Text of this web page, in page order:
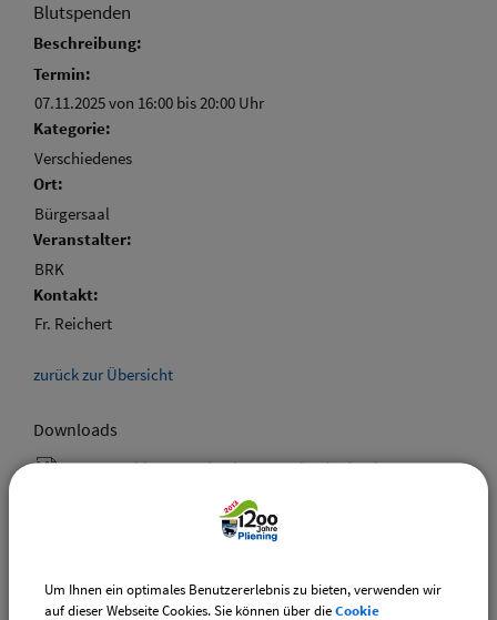
Blutspenden
Beschreibung:
Termin:
07.11.2025 von 16:00 bis 20:00 Uhr
Kategorie:
Verschiedenes
Ort:
Bürgersaal
Veranstalter:
BRK
Kontakt:
Fr. Reichert
zurück zur Übersicht
Downloads
Den gewählten Termin als VCS-Kalenderdatei
Den gewählten Termin als iCal-Kalenderdatei
Um Ihnen ein optimales Benutzererlebnis zu bieten, verwenden wir
auf dieser Webseite Cookies. Sie können über dieCookie